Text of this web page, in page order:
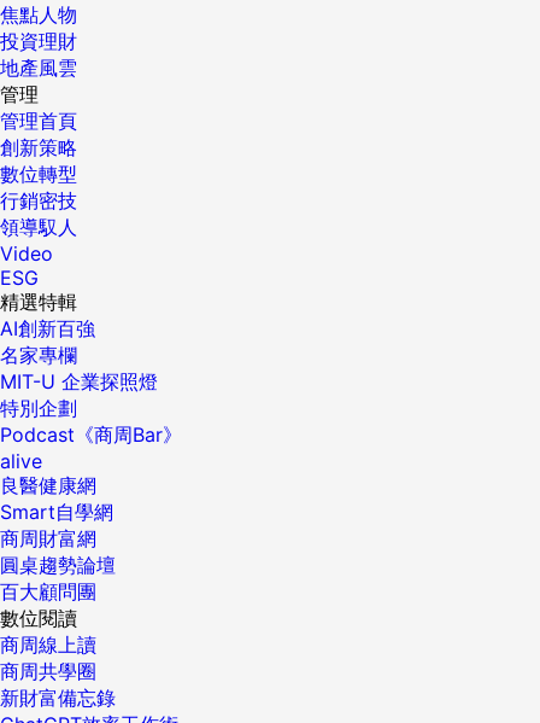
焦點人物
投資理財
地產風雲
管理
管理首頁
創新策略
數位轉型
行銷密技
領導馭人
Video
ESG
精選特輯
AI創新百強
名家專欄
MIT-U 企業探照燈
特別企劃
Podcast《商周Bar》
alive
良醫健康網
Smart自學網
商周財富網
圓桌趨勢論壇
百大顧問團
數位閱讀
商周線上讀
商周共學圈
新財富備忘錄